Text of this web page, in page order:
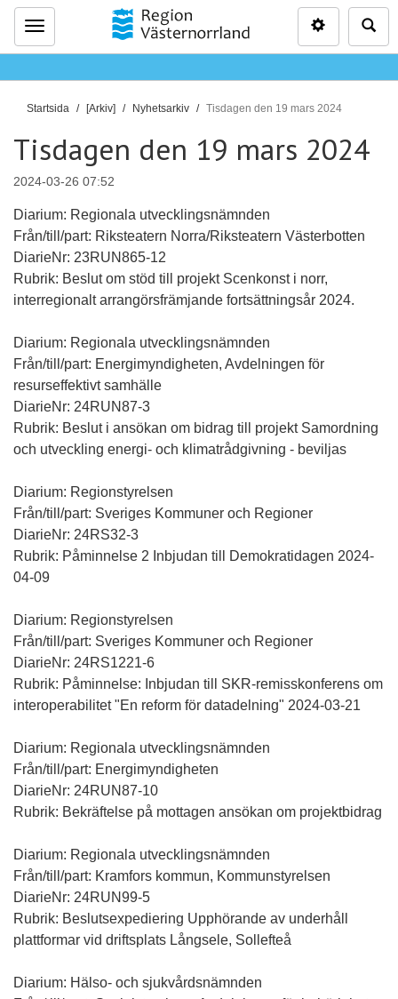
Meny
D
ä
r
h
ä
r
:
Startsida [Arkiv] Nyhetsarkiv Tisdagen den 19 mars 2024
Tisdagen den 19 mars 2024
2024-03-26 07:52
Diarium: Regionala utvecklingsnämnden
Från/till/part: Riksteatern Norra/Riksteatern Västerbotten
DiarieNr: 23RUN865-12
Rubrik: Beslut om stöd till projekt Scenkonst i norr,
interregionalt arrangörsfrämjande fortsättningsår 2024.
Diarium: Regionala utvecklingsnämnden
Från/till/part: Energimyndigheten, Avdelningen för
resurseffektivt samhälle
DiarieNr: 24RUN87-3
Rubrik: Beslut i ansökan om bidrag till projekt Samordning
och utveckling energi- och klimatrådgivning - beviljas
Diarium: Regionstyrelsen
Från/till/part: Sveriges Kommuner och Regioner
DiarieNr: 24RS32-3
Rubrik: Påminnelse 2 Inbjudan till Demokratidagen 2024-
04-09
Diarium: Regionstyrelsen
Från/till/part: Sveriges Kommuner och Regioner
DiarieNr: 24RS1221-6
Rubrik: Påminnelse: Inbjudan till SKR-remisskonferens om
interoperabilitet "En reform för datadelning" 2024-03-21
Diarium: Regionala utvecklingsnämnden
Från/till/part: Energimyndigheten
DiarieNr: 24RUN87-10
Rubrik: Bekräftelse på mottagen ansökan om projektbidrag
Diarium: Regionala utvecklingsnämnden
Från/till/part: Kramfors kommun, Kommunstyrelsen
DiarieNr: 24RUN99-5
Rubrik: Beslutsexpediering Upphörande av underhåll
plattformar vid driftsplats Långsele, Sollefteå
Diarium: Hälso- och sjukvårdsnämnden